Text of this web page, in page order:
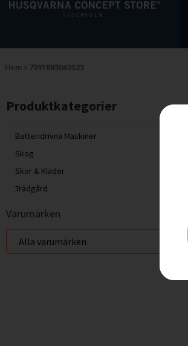
Hem » 7391883043523
Produktkategorier​
Batteridrivna Maskiner
Skog
Skor & Kläder
Trädgård
Varumärken